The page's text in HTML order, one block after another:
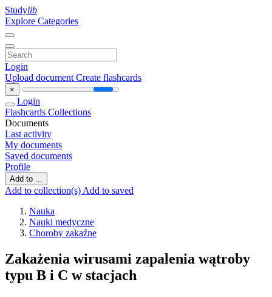
Studylib
Explore Categories
Login
Upload document Create flashcards
×
Login
Flashcards Collections
Documents
Last activity
My documents
Saved documents
Profile
Add to ...
Add to collection(s) Add to saved
Nauka
Nauki medyczne
Choroby zakaźne
Zakażenia wirusami zapalenia wątroby
typu B i C w stacjach